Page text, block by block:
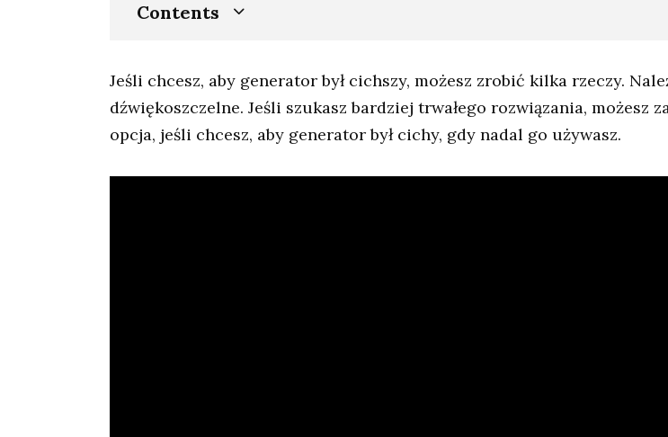
Contents
Jeśli chcesz, aby generator był cichszy, możesz zrobić kilka rzeczy.
dźwiękoszczelne. Jeśli szukasz bardziej trwałego rozwiązania, możesz
opcja, jeśli chcesz, aby generator był cichy, gdy nadal go używasz.